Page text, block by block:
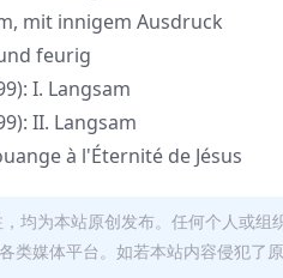
mit innigem Ausdruck
feurig
I. Langsam
II. Langsam
à l​'​É​ternité de J​é​sus
均为本站原创发布。任何个人或组
类媒体平台。如若本站内容侵犯了